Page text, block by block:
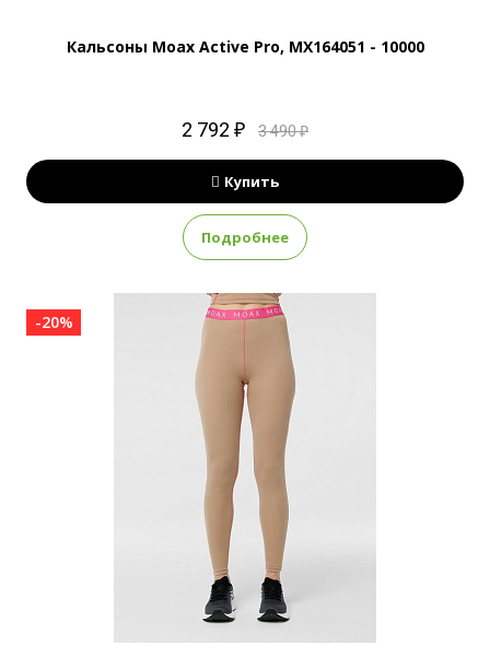
Кальсоны Moax Active Pro, MX164051 - 10000
2 792 ₽ 3 490 ₽
Купить
Подробнее
-20%